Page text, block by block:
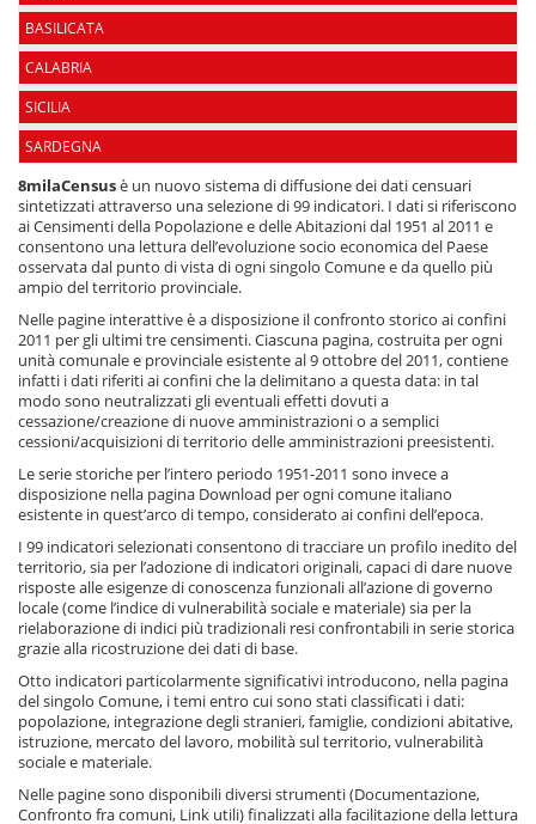
BASILICATA
CALABRIA
SICILIA
SARDEGNA
8milaCensusè un nuovo sistema di diffusione dei dati censuari
sintetizzati attraverso una selezione di 99 indicatori. I dati si riferiscono
ai Censimenti della Popolazione e delle Abitazioni dal 1951 al 2011 e
consentono una lettura dell’evoluzione socio economica del Paese
osservata dal punto di vista di ogni singolo Comune e da quello più
ampio del territorio provinciale.
Nelle pagine interattive è a disposizione il confronto storico ai confini
2011 per gli ultimi tre censimenti. Ciascuna pagina, costruita per ogni
unità comunale e provinciale esistente al 9 ottobre del 2011, contiene
infatti i dati riferiti ai confini che la delimitano a questa data: in tal
modo sono neutralizzati gli eventuali effetti dovuti a
cessazione/creazione di nuove amministrazioni o a semplici
cessioni/acquisizioni di territorio delle amministrazioni preesistenti.
Le serie storiche per l’intero periodo 1951-2011 sono invece a
disposizione nella pagina Download per ogni comune italiano
esistente in quest’arco di tempo, considerato ai confini dell’epoca.
I 99 indicatori selezionati consentono di tracciare un profilo inedito del
territorio, sia per l’adozione di indicatori originali, capaci di dare nuove
risposte alle esigenze di conoscenza funzionali all’azione di governo
locale (come l’indice di vulnerabilità sociale e materiale) sia per la
rielaborazione di indici più tradizionali resi confrontabili in serie storica
grazie alla ricostruzione dei dati di base.
Otto indicatori particolarmente significativi introducono, nella pagina
del singolo Comune, i temi entro cui sono stati classificati i dati:
popolazione, integrazione degli stranieri, famiglie, condizioni abitative,
istruzione, mercato del lavoro, mobilità sul territorio, vulnerabilità
sociale e materiale.
Nelle pagine sono disponibili diversi strumenti (Documentazione,
Confronto fra comuni, Link utili) finalizzati alla facilitazione della lettura